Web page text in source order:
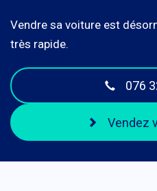
Vendre sa voiture est
très rapide.
076
Vendez